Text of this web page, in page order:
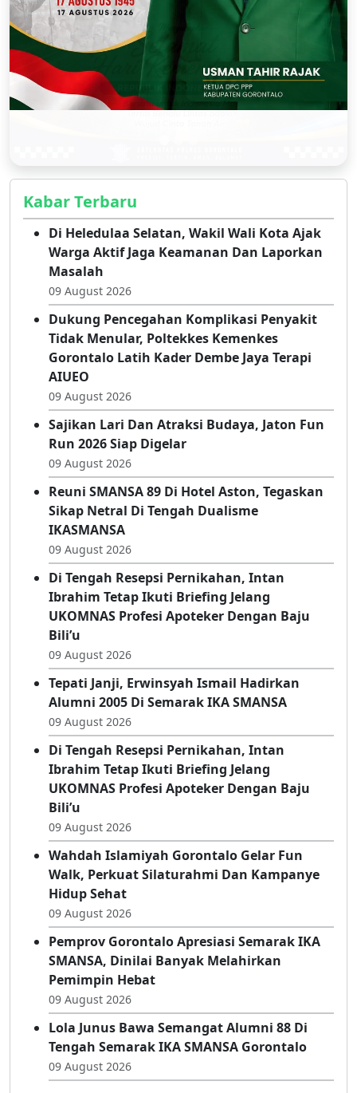
Kabar Terbaru
Di Heledulaa Selatan, Wakil Wali Kota Ajak
Warga Aktif Jaga Keamanan Dan Laporkan
Masalah
09 August 2026
Dukung Pencegahan Komplikasi Penyakit
Tidak Menular, Poltekkes Kemenkes
Gorontalo Latih Kader Dembe Jaya Terapi
AIUEO
09 August 2026
Sajikan Lari Dan Atraksi Budaya, Jaton Fun
Run 2026 Siap Digelar
09 August 2026
Reuni SMANSA 89 Di Hotel Aston, Tegaskan
Sikap Netral Di Tengah Dualisme
IKASMANSA
09 August 2026
Di Tengah Resepsi Pernikahan, Intan
Ibrahim Tetap Ikuti Briefing Jelang
UKOMNAS Profesi Apoteker Dengan Baju
Bili’u
09 August 2026
Tepati Janji, Erwinsyah Ismail Hadirkan
Alumni 2005 Di Semarak IKA SMANSA
09 August 2026
Di Tengah Resepsi Pernikahan, Intan
Ibrahim Tetap Ikuti Briefing Jelang
UKOMNAS Profesi Apoteker Dengan Baju
Bili’u
09 August 2026
Wahdah Islamiyah Gorontalo Gelar Fun
Walk, Perkuat Silaturahmi Dan Kampanye
Hidup Sehat
09 August 2026
Pemprov Gorontalo Apresiasi Semarak IKA
SMANSA, Dinilai Banyak Melahirkan
Pemimpin Hebat
09 August 2026
Lola Junus Bawa Semangat Alumni 88 Di
Tengah Semarak IKA SMANSA Gorontalo
09 August 2026